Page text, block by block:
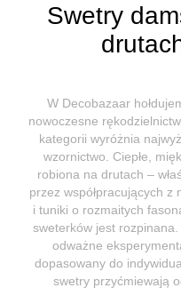
Swetry
W Decobazaar
nowoczesne
kategorii wyróżnia
wzornictwo. Ciepłe,
robiona na drutach –
przez współpracujących
i tuniki o rozmaitych
sweterków jest
odważne
dopasowany do
swetry przyćmiewają